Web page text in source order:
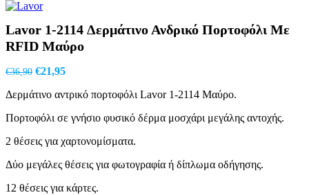
Lavor 1-2114 Δερμάτινο Ανδρικό Πορτοφόλι Με
RFID Μαύρο
€36,90 Original
was:
€21,95Η
τιμή
€21,95.
Δερμάτινο αντρικό πορτοφόλι Lavor 1-2114 Μαύρο.
Πορτοφόλι σε γνήσιο φυσικό δέρμα μοσχάρι μεγάλης αντοχής.
2 θέσεις για χαρτονομίσματα.
Δύο μεγάλες θέσεις για φωτογραφία ή δίπλωμα οδήγησης.
12 θέσεις για κάρτες.